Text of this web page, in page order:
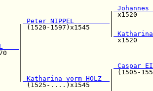
Peter NIPPEL
| (1520-1597)x1545
|
|                      | (1505-
Katharina vorm HOLZ
(1525-